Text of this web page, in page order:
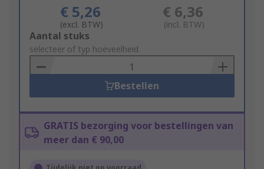
€ 5,26
(excl. BTW)
€ 6,36
(incl. BTW)
Add
to
Basket
Aantal stuks
selecteer of typ hoeveelheid
Bestellen
GRATIS bezorging voor bestellingen van
meer dan € 90,00